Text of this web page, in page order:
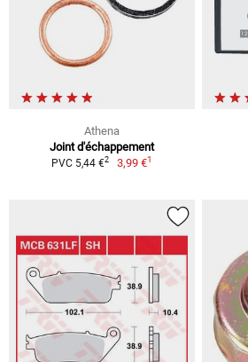
Athena
Joint d'échappement
PVC 5,44 €2 3,99 €1